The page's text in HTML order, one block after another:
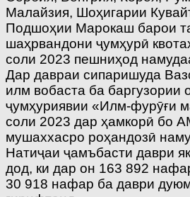
Малайзия, Шоҳигарии
Подшоҳии Марокаш барои
шаҳрвандони ҷумҳурӣ
соли 2023 пешниҳод
Дар давраи сипаришуда
илм вобаста ба баргузории
ҷумҳуриявии «Илм-фурӯғи
соли 2023 дар ҳамкорӣ бо
мушаххасро роҳандозӣ
Натиҷаи ҷамъбасти даври
дод, ки дар он 163 892
30 918 нафар ба даври